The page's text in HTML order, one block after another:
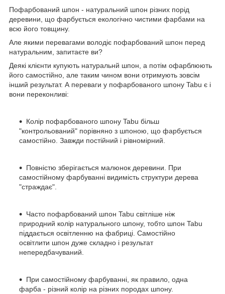
Пофарбований шпон - натуральний шпон різних порід
деревини, що фарбується екологічно чистими фарбами на
всю його товщину.
Але якими перевагами володіє пофарбований шпон перед
натуральним, запитаєте ви?
Деякі клієнти купують натуральнй шпон, а потім офарблюють
його самостійно, але таким чином вони отримують зовсім
інший результат. А переваги у пофарбованого шпону Tabu є і
вони переконливі:
Колір пофарбованого шпону Tabu більш
"контрольований" порівняно з шпоною, що фарбується
самостійно. Завжди постійний і рівномірний.
Повністю зберігається малюнок деревини. При
самостійному фарбуванні видимість структури дерева
"страждає".
Часто пофарбований шпон Tabu світліше ніж
природний колір натурального шпону, тобто шпон Tabu
піддається освітленню на фабриці. Самостійно
освітлити шпон дуже складно і результат
непередбачуваний.
При самостійному фарбуванні, як правило, одна
фарба - різний колір на різних породах шпону.